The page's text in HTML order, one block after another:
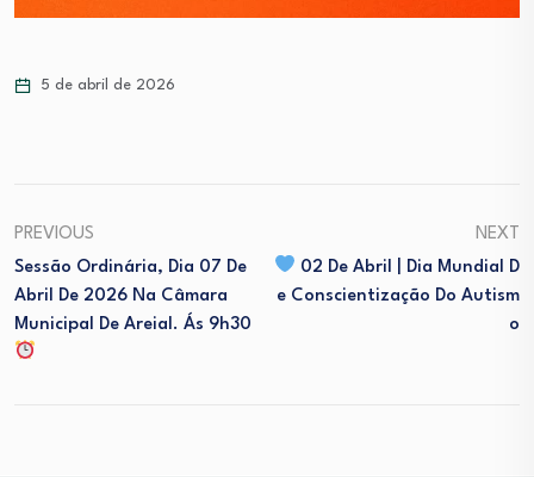
5 de abril de 2026
PREVIOUS
Sessão Ordinária, Dia 07 De
Abril De 2026 Na Câmara
Municipal De Areial. Ás 9h30
NEXT
02 De Abril | Dia Mundial D
E Conscientização Do Autism
O